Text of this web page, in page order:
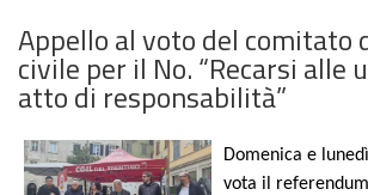
Appello al voto del comitato
civile per il No. “Recarsi alle
atto di responsabilità”
Domenica e
vota il